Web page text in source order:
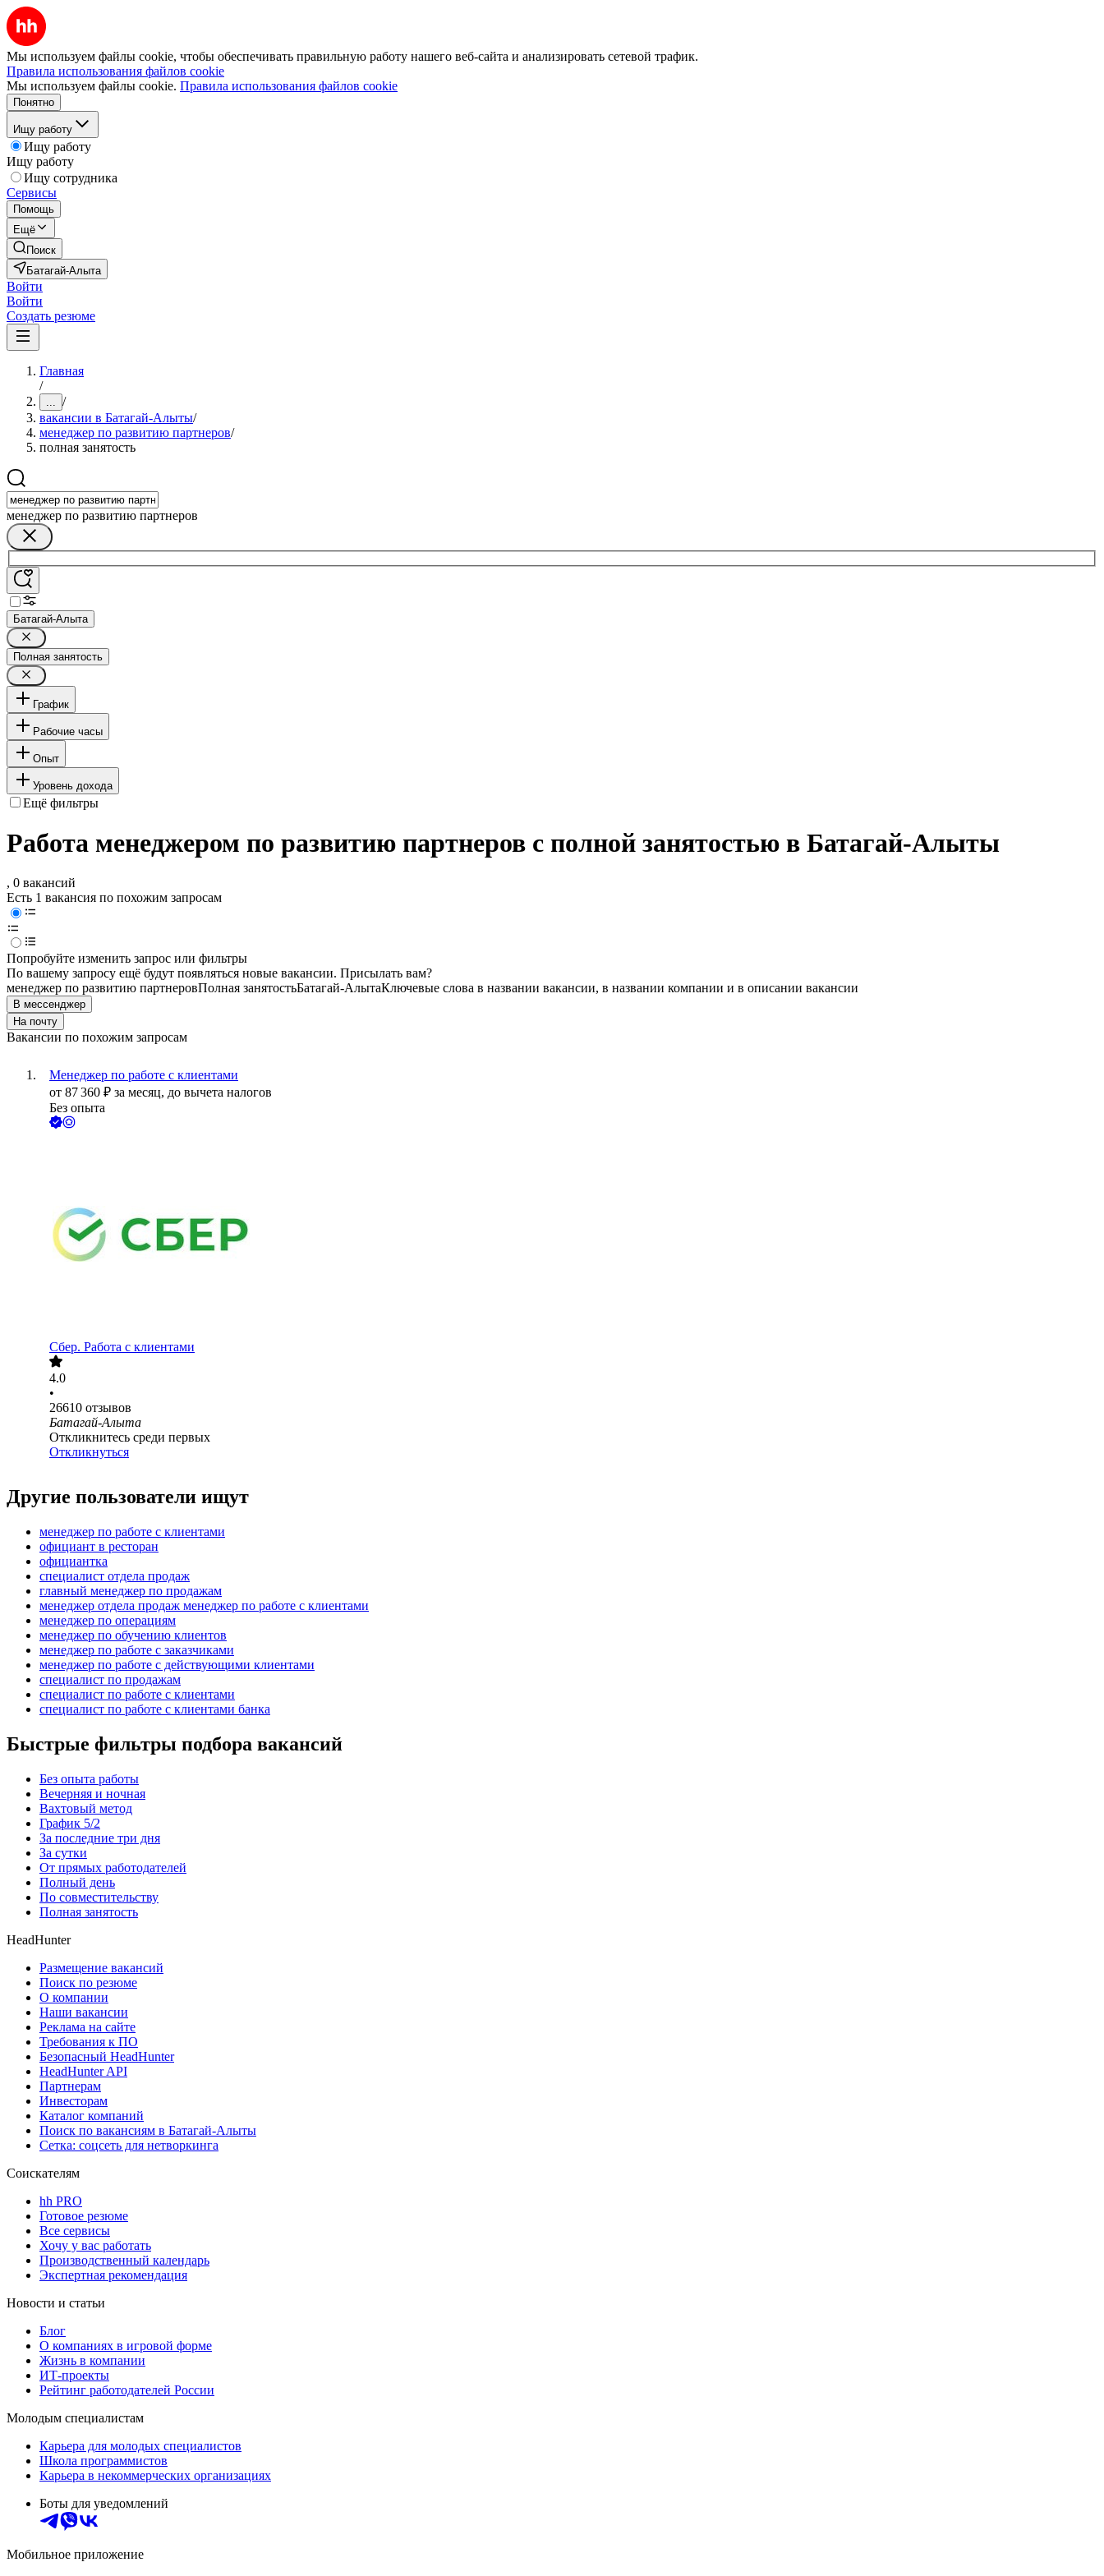
Мы используем файлы cookie, чтобы обеспечивать правильную работу нашего веб-сайта и анализировать сетевой трафик.
Правила использования файлов cookie
Мы используем файлы cookie. Правила использования файлов cookie
Понятно
Ищу работу
Ищу работу
Ищу работу
Ищу сотрудника
Сервисы
Помощь
Ещё
Поиск
Батагай-Алыта
Войти
Войти
Создать резюме
Главная
/
... /
вакансии в Батагай-Алыты/
менеджер по развитию партнеров/
полная занятость
менеджер по развитию партнеров
Батагай-Алыта
Полная занятость
График
Рабочие часы
Опыт
Уровень дохода
Ещё фильтры
Работа менеджером по развитию партнеров с полной занятостью в Батагай-Алыты
, 0 вакансий
Есть 1 вакансия по похожим запросам
Попробуйте изменить запрос или фильтры
По вашему запросу ещё будут появляться новые вакансии. Присылать вам?
менеджер по развитию партнеровПолная занятостьБатагай-АлытаКлючевые слова в названии вакансии, в названии компании и в описании вакансии
В мессенджер
На почту
Вакансии по похожим запросам
Менеджер по работе с клиентами
от 87 360 ₽ за месяц, до вычета налогов
Без опыта
Сбер. Работа с клиентами
4.0
•
26610 отзывов
Батагай-Алыта
Откликнитесь среди первых
Откликнуться
Другие пользователи ищут
менеджер по работе с клиентами
официант в ресторан
официантка
специалист отдела продаж
главный менеджер по продажам
менеджер отдела продаж менеджер по работе с клиентами
менеджер по операциям
менеджер по обучению клиентов
менеджер по работе с заказчиками
менеджер по работе с действующими клиентами
специалист по продажам
специалист по работе с клиентами
специалист по работе с клиентами банка
Быстрые фильтры подбора вакансий
Без опыта работы
Вечерняя и ночная
Вахтовый метод
График 5/2
За последние три дня
За сутки
От прямых работодателей
Полный день
По совместительству
Полная занятость
HeadHunter
Размещение вакансий
Поиск по резюме
О компании
Наши вакансии
Реклама на сайте
Требования к ПО
Безопасный HeadHunter
HeadHunter API
Партнерам
Инвесторам
Каталог компаний
Поиск по вакансиям в Батагай-Алыты
Сетка: соцсеть для нетворкинга
Соискателям
hh PRO
Готовое резюме
Все сервисы
Хочу у вас работать
Производственный календарь
Экспертная рекомендация
Новости и статьи
Блог
О компаниях в игровой форме
Жизнь в компании
ИТ-проекты
Рейтинг работодателей России
Молодым специалистам
Карьера для молодых специалистов
Школа программистов
Карьера в некоммерческих организациях
Боты для уведомлений
Мобильное приложение